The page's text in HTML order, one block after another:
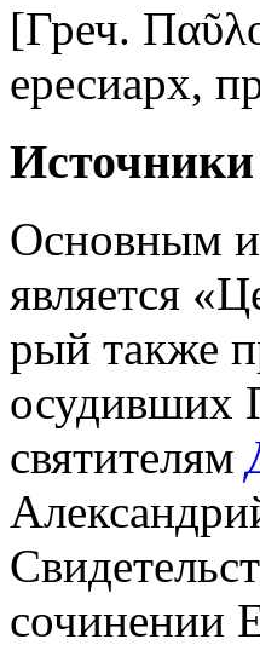
[Греч.
ересиарх,
Источники
Основным
является
рый также
осудивших
святителям
сочинении